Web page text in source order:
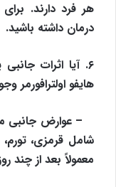
هر فرد دارند.
درمان داشته باشید.
۶. آیا اثرات
هایفو اولترافورمر
– عوارض جانبی
شامل قرمزی،
معمولاً بعد از چند